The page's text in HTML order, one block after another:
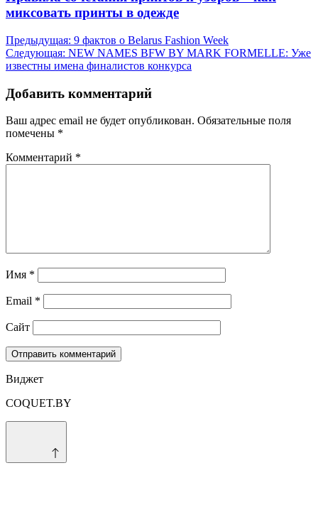
миксовать принты в одежде
Навигация
по
Предыдущая: 9 фактов о Belarus Fashion Week
Следующая: NEW NAMES BFW BY MARK FORMELLE: Уже
известны имена финалистов конкурса
Добавить комментарий
Ваш адрес email не будет опубликован. Обязательные поля
помечены *
Комментарий *
Имя *
Email *
Сайт
Виджет
COQUET.BY